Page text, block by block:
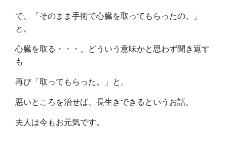
で、「そのまま手術で心臓を取ってもらったの。」
と。
心臓を取る・・・。どういう意味かと思わず聞き返す
も
再び「取ってもらった。」と。
悪いところを治せば、長生きできるというお話。
夫人は今もお元気です。